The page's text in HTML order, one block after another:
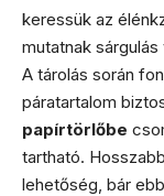
keressük az
mutatnak
A tárolás során
páratartalom
papírtörlőbe
tartható.
lehetőség, bár